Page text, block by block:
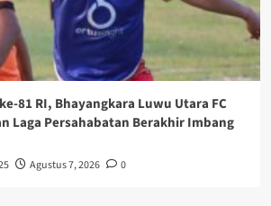
81 RI, Bhayangkara Luwu Utara FC
Laga Persahabatan Berakhir Imbang
Agustus 7, 2026 0